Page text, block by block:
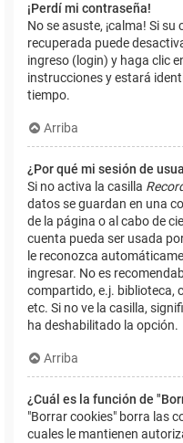
¡Perdí mi contraseña!
No se asuste, ¡calma! Si
recuperada puede
ingreso (login) y haga clic
instrucciones y estará
tiempo.
Arriba
¿Por qué mi sesión de
Si no activa la casilla
datos se guardan en una
de la página o al cabo de
cuenta pueda ser usada
le reconozca
ingresar. No es
compartido, e.j. biblioteca,
etc. Si no ve la casilla,
ha deshabilitado la opción.
Arriba
¿Cuál es la función de
"Borrar cookies" borra las
cuales le mantienen